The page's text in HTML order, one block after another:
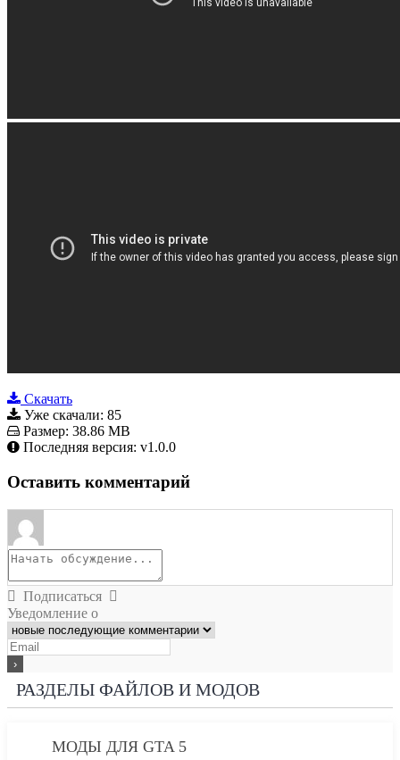
Скачать
Уже скачали: 85
Размер: 38.86 MB
Последняя версия: v1.0.0
Оставить комментарий
Подписаться
Уведомление о
РАЗДЕЛЫ ФАЙЛОВ И МОДОВ
МОДЫ ДЛЯ GTA 5